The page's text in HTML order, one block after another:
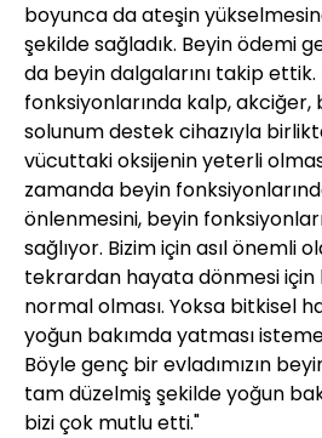
boyunca da ateşin
şekilde sağladık. Beyin ödemi
da beyin dalgalarını takip
fonksiyonlarında kalp,
solunum destek cihazıyla
vücuttaki oksijenin yeterli
zamanda beyin
önlenmesini, beyin
sağlıyor. Bizim için asıl önemli
tekrardan hayata dönmesi için
normal olması. Yoksa bitkisel
yoğun bakımda yatması
Böyle genç bir evladımızın
tam düzelmiş şekilde yoğun
bizi çok mutlu etti."